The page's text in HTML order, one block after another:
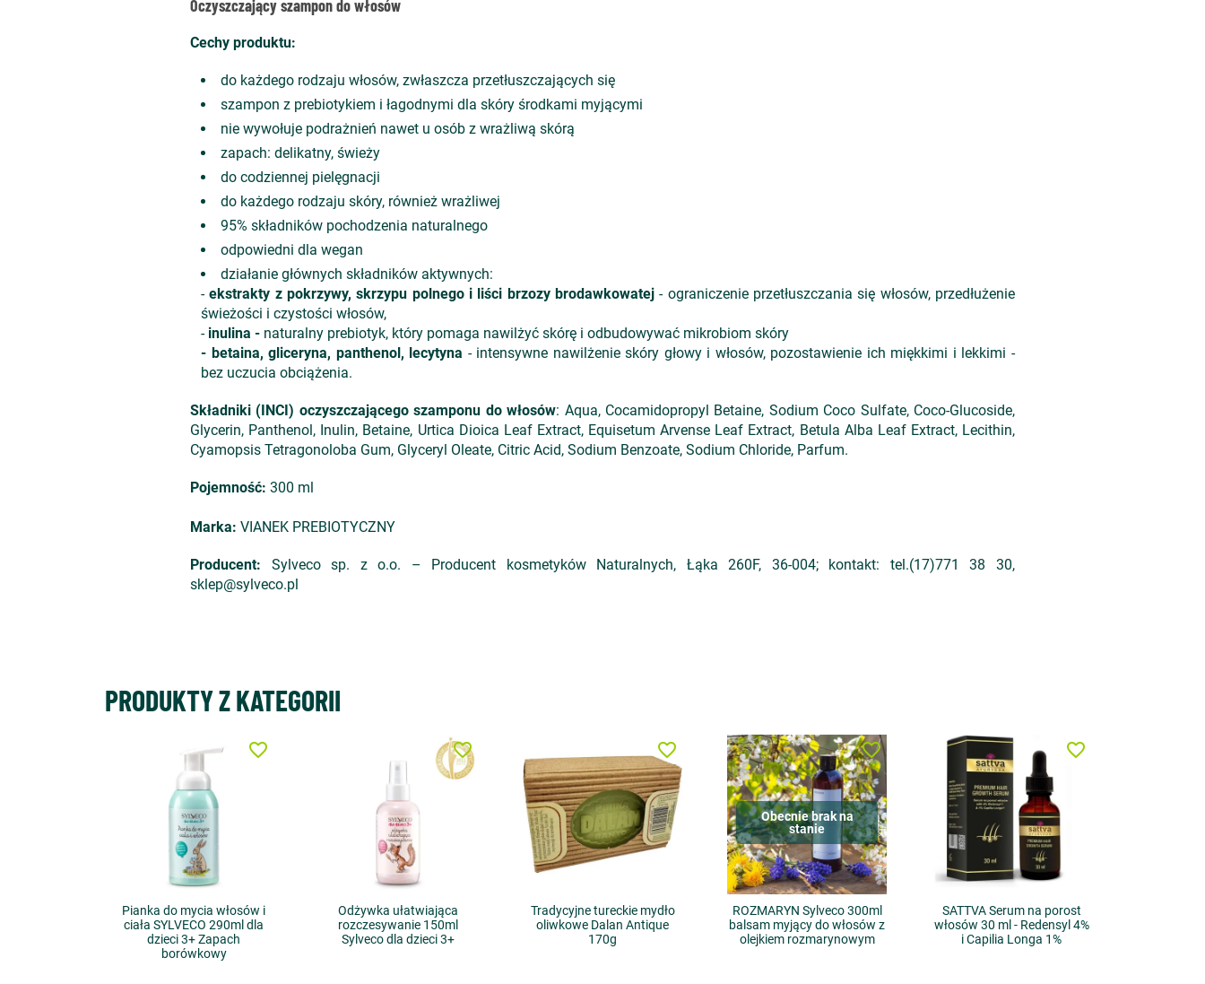
Oczyszczający szampon do włosów
Cechy produktu:
do każdego rodzaju włosów, zwłaszcza przetłuszczających się
szampon z prebiotykiem i łagodnymi dla skóry środkami myjącymi
nie wywołuje podrażnień nawet u osób z wrażliwą skórą
zapach: delikatny, świeży
do codziennej pielęgnacji
do każdego rodzaju skóry, również wrażliwej
95% składników pochodzenia naturalnego
odpowiedni dla wegan
działanie głównych składników aktywnych:
-ekstrakty z pokrzywy, skrzypu polnego i liści brzozy brodawkowatej - ograniczenie przetłuszczania się włosów, przedłużenie
świeżości i czystości włosów,
- inulina - naturalny prebiotyk, który pomaga nawilżyć skórę i odbudowywać mikrobiom skóry
- betaina, gliceryna, panthenol, lecytyna - intensywne nawilżenie skóry głowy i włosów, pozostawienie ich miękkimi i lekkimi -
bez uczucia obciążenia.
Składniki (INCI) oczyszczającego szamponu do włosów: Aqua, Cocamidopropyl Betaine, Sodium Coco Sulfate, Coco-Glucoside,
Glycerin, Panthenol, Inulin, Betaine, Urtica Dioica Leaf Extract, Equisetum Arvense Leaf Extract, Betula Alba Leaf Extract, Lecithin,
Cyamopsis Tetragonoloba Gum, Glyceryl Oleate, Citric Acid, Sodium Benzoate, Sodium Chloride, Parfum.
Pojemność: 300 ml
Marka: VIANEK PREBIOTYCZNY
Producent: Sylveco sp. z o.o. – Producent kosmetyków Naturalnych, Łąka 260F, 36-004; kontakt: tel.(17)771 38 30,
sklep@sylveco.pl
PRODUKTY Z KATEGORII
Pianka do mycia włosów i
ciała SYLVECO 290ml dla
dzieci 3+ Zapach
borówkowy
favorite_border
Odżywka ułatwiająca
rozczesywanie 150ml
Sylveco dla dzieci 3+
favorite_border
Tradycyjne tureckie mydło
oliwkowe Dalan Antique
170g
favorite_border
Obecnie brak na
stanie
ROZMARYN Sylveco 300ml
balsam myjący do włosów z
olejkiem rozmarynowym
favorite_border
SATTVA Serum na porost
włosów 30 ml - Redensyl 4%
i Capilia Longa 1%
favorite_border